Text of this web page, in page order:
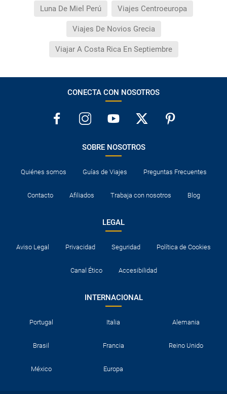
Luna De Miel Perú Viajes Centroeuropa
Viajes De Novios Grecia
Viajar A Costa Rica En Septiembre
CONECTA CON NOSOTROS
SOBRE NOSOTROS
Quiénes somos Guías de Viajes Preguntas Frecuentes
Contacto Afiliados Trabaja con nosotros Blog
LEGAL
Aviso Legal Privacidad Seguridad Política de Cookies
Canal Ético Accesibilidad
INTERNACIONAL
Portugal Italia Alemania
Brasil Francia Reino Unido
México Europa